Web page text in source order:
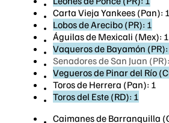
Carta Vieja Yankees (Pan): 1
Lobos de Arecibo (PR): 1
Águilas de Mexicali (Mex): 1
Vaqueros de Bayamón (PR):
Senadores de San Juan
Vegueros de Pinar del Río
Toros de Herrera (Pan): 1
Toros del Este (RD): 1
Caimanes de Barranquilla